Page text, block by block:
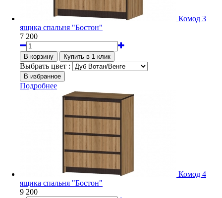
Комод 3
ящика спальня "Бостон"
7 200
Выбрать цвет :
Подробнее
Комод 4
ящика спальня "Бостон"
9 200